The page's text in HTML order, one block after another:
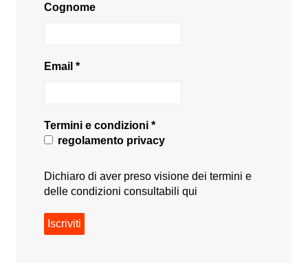
Cognome
Email *
Termini e condizioni *
regolamento privacy
Dichiaro di aver preso visione dei termini e
delle condizioni consultabili qui